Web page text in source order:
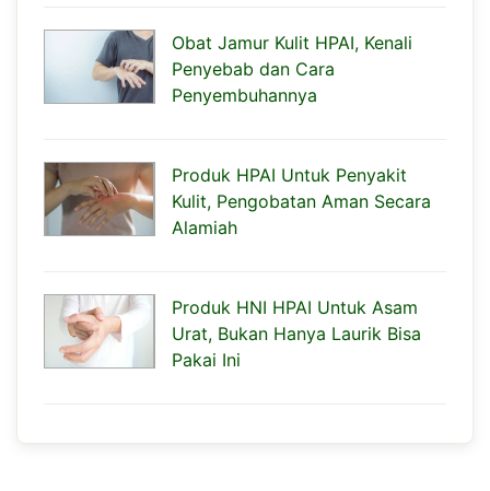
Obat Jamur Kulit HPAI, Kenali
Penyebab dan Cara
Penyembuhannya
Produk HPAI Untuk Penyakit
Kulit, Pengobatan Aman Secara
Alamiah
Produk HNI HPAI Untuk Asam
Urat, Bukan Hanya Laurik Bisa
Pakai Ini